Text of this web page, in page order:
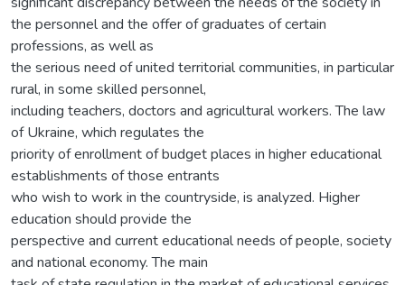
the personnel and the offer of graduates of certain
professions, as well as
the serious need of united territorial communities, in particular
rural, in some skilled personnel,
including teachers, doctors and agricultural workers. The law
of Ukraine, which regulates the
priority of enrollment of budget places in higher educational
establishments of those entrants
who wish to work in the countryside, is analyzed. Higher
education should provide the
perspective and current educational needs of people, society
and national economy. The main